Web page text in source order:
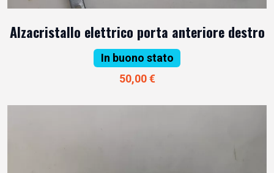
Alzacristallo elettrico porta anteriore destro
In buono stato
50,00 €